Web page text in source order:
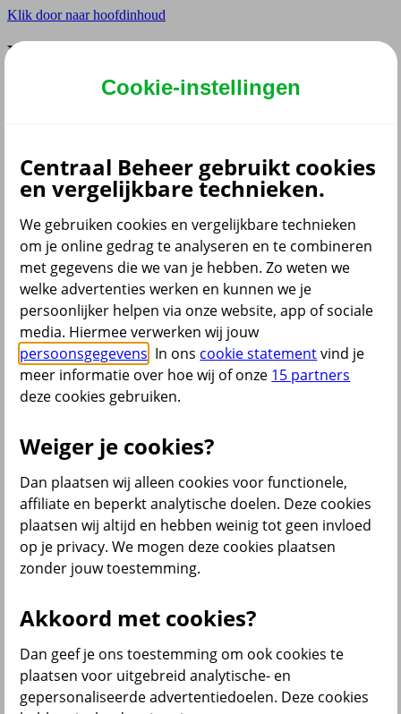
Klik door naar hoofdinhoud
Hoofdmenu navigatie zakelijk
Instellingen
Dyslexie lettertype
Aan / Uit
Cookies aanpassen
CoBrowsing
Start
Producten
Thema's Service & contact
terug
Producten
Cookie-instellingen
Centraal Beheer gebruikt cookies
en vergelijkbare technieken.
We gebruiken cookies en vergelijkbare technieken
om je online gedrag te analyseren en te combineren
met gegevens die we van je hebben. Zo weten we
welke advertenties werken en kunnen we je
persoonlijker helpen via onze website, app of sociale
media. Hiermee verwerken wij jouw
persoonsgegevens . In ons cookie statementvind je
meer informatie over hoe wij of onze 15 partners
deze cookies gebruiken.
Weiger je cookies?
Dan plaatsen wij alleen cookies voor functionele,
affiliate en beperkt analytische doelen. Deze cookies
plaatsen wij altijd en hebben weinig tot geen invloed
op je privacy. We mogen deze cookies plaatsen
zonder jouw toestemming.
Akkoord met cookies?
Dan geef je ons toestemming om ook cookies te
plaatsen voor uitgebreid analytische- en
gepersonaliseerde advertentiedoelen. Deze cookies